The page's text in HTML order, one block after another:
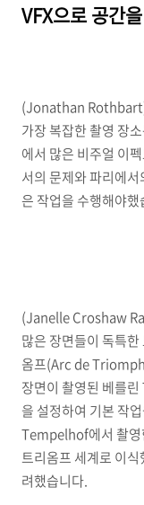
VFX으로 공간
(Jonathan
가장 복잡한 촬영 장
에서 많은 비주얼 이
서의 문제와 파리에
은 작업을 수행해야했
(Janelle Croshaw
많은 장면들이 독특
옴프(Arc de
장면이 촬영된 베를
을 설정하여 기본 작
Tempelhof에서 촬영
트리옴프 세계로 이
려했습니다.